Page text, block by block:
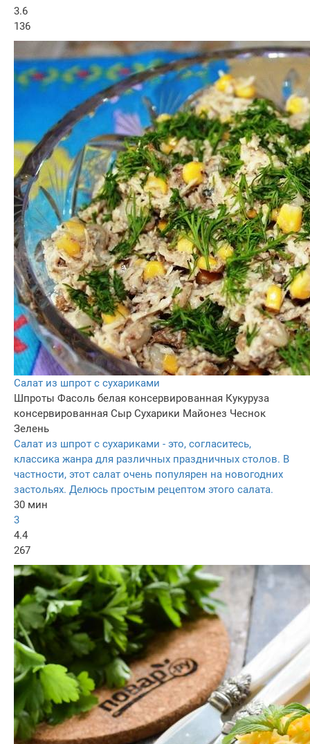
3.6
136
Салат из шпрот с сухариками
Шпроты Фасоль белая консервированная Кукуруза
консервированная Сыр Сухарики Майонез Чеснок
Зелень
Салат из шпрот с сухариками - это, согласитесь,
классика жанра для различных праздничных столов. В
частности, этот салат очень популярен на новогодних
застольях. Делюсь простым рецептом этого салата.
30 мин
3
4.4
267